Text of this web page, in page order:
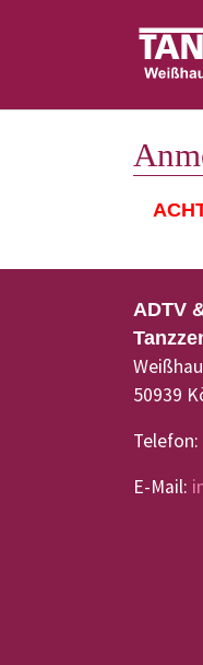
ADTV
50939
Telefon:
E-Mail: